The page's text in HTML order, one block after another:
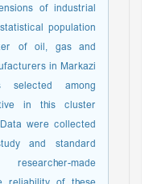
of industrial
population
of oil, gas and
in Markazi
selected among
in this cluster
were collected
and standard
made